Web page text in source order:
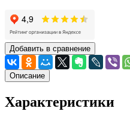
Добавить в сравнение
Описание
Характеристики